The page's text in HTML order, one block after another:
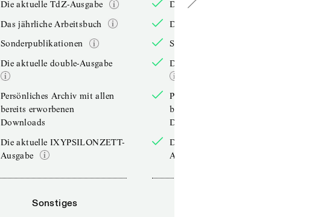
Die aktuelle TdZ-Ausgabe
Das jährliche Arbeitsbuch
Sonderpublikationen
Die aktuelle double-Ausgabe
Persönliches Archiv mit allen
bereits erworbenen
Downloads
Die aktuelle IXYPSILONZETT-
Ausgabe
Sonstiges
Die aktuelle TdZ-Ausgabe
Das jährliche Arbeitsbuch
Sonderpublikationen
Die aktuelle double-Ausgabe
Persönliches Archiv mit allen
bereits erworbenen
Downloads
Die aktuelle IXYPSILONZETT-
Ausgabe